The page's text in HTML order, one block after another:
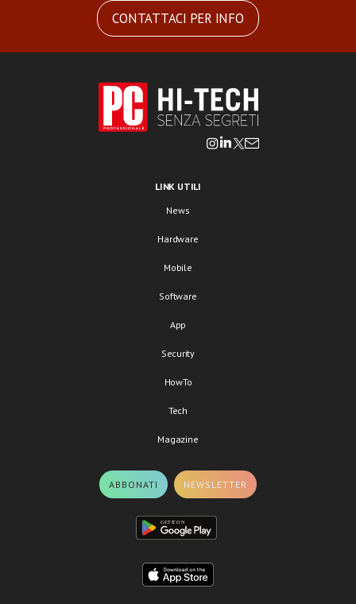
CONTATTACI PER INFO
LINK UTILI
News
Hardware
Mobile
Software
App
Security
HowTo
Tech
Magazine
ABBONATI NEWSLETTER